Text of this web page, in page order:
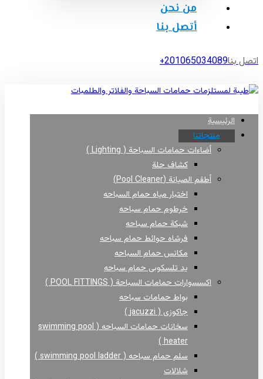
من نحن
أتصل بنا
اتصل بنا201065034089+
الرئيسية
منتجاتنا
أضاءات حمامات السباحة ( Lighting )
كشاف حلة
أطقم الصيانة (Pool Cleaner)
اختبار مياه حمام السباحه
خرطوم حمام سباحه
شبكة حمام سباحه
فرشاه حوائط حمام سباحه
مكانس حمام السباحه
يد تلسكوبى حمام سباحه
اكسسوارات حمامات السباحة ( POOL FITTINGS )
بواط حمامات سباحه
جاكوزى ( jacuzzi )
سخانات حمامات السباحه ( swimming pool
heater )
سلم حمام سباحه ( swimming pool ladder )
شلالات